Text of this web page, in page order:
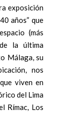
exposición
años” que
(más
la última
Málaga, su
nos
viven en
del Lima
Rímac, Los